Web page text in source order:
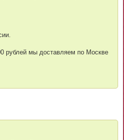
рублей мы доставляем по Москве